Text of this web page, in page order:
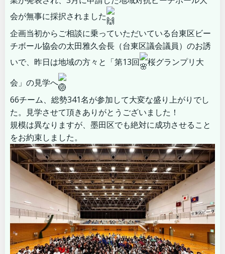
会が無事に採択されました
企画当初からご相談に乗っていただいている台東区ビー
チボール協会の太田雅久会長（台東区議会議員）のお誘
いで、昨日は地域の方々と「第13回
桜グランプリ大
会」の見学へ
66チーム、総勢341名が参加して大変な盛り上がりでし
た。見学させて頂きありがとうございました！
規模は異なりますが、墨田区でも絶対に成功させること
をお約束しました。